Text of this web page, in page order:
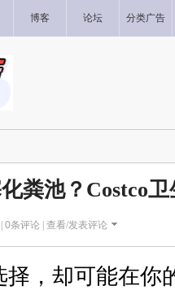
博客 论坛 分类广告
粪池？Costco
0条评论 | 查看/发表评论
，却可能在你